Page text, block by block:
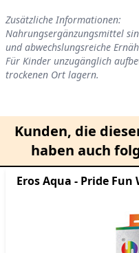
Zusätzliche Informationen:
Nahrungsergänzungsmittel
und abwechslungsreiche
Für Kinder unzugänglich
trockenen Ort lagern.
Kunden, die
haben auch
Eros Aqua - Pride